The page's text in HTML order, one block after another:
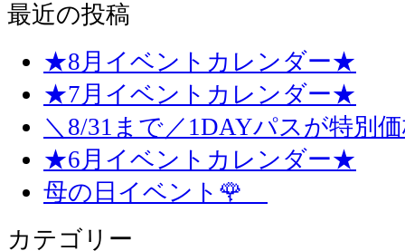
最近の投稿
★8月イベントカレンダー★
★7月イベントカレンダー★
＼8/31まで／1DAYパスが特別
★6月イベントカレンダー★
母の日イベント🌹
カテゴリー